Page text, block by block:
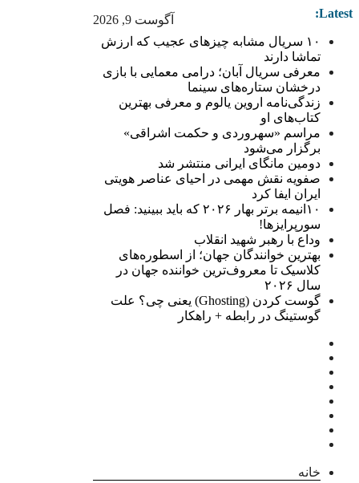
آگوست 9, 2026 Latest:
۱۰ سریال مشابه چیزهای عجیب که ارزش
تماشا دارند
معرفی سریال آبان؛ درامی معمایی با بازی
درخشان ستاره‌های سینما
زندگی‌نامه اروین یالوم و معرفی بهترین
کتاب‌های او
مراسم «سهروردی و حکمت اشراقی»
برگزار می‌شود
دومین مانگای ایرانی منتشر شد
صفویه نقش مهمی در احیای عناصر هویتی
ایران ایفا کرد
۱۰انیمه برتر بهار ۲۰۲۶ که باید ببینید: فصل
سورپرایزها!
وداع با رهبر شهید انقلاب
بهترین خوانندگان جهان؛ از اسطوره‌های
کلاسیک تا معروف‌ترین خواننده جهان در
سال ۲۰۲۶
گوست کردن (Ghosting) یعنی چی؟ علت
گوستینگ در رابطه + راهکار
خانه